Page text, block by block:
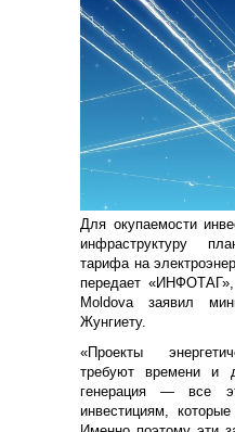
Для окупаемости
инфраструктуру
тарифа на
передает
Moldova заявил
Жунгиету.
«Проекты
требуют времени и
генерация — все
инвестициям,